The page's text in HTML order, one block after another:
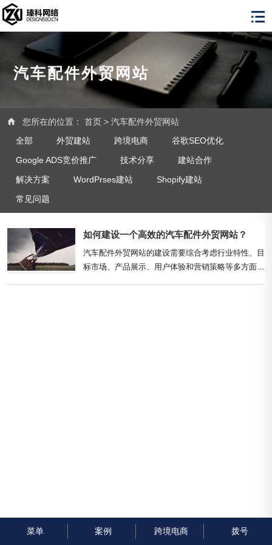
汽车配件外贸网站
您所在的位置： 首页 > 汽车配件外贸网站
全部
外贸建站 跨境电商
谷歌SEO优化
Google ADS竞价推广
技术分享
建站合作
解决方案
WordPrses建站
Shopify建站
常见问题
如何建设一个高效的汽车配件外贸网站？
汽车配件外贸网站的建设需要综合考虑行业特性、目
标市场、产品展示、用户体验和营销策略等多方面因
菜单 案例 跨境电商 拨号